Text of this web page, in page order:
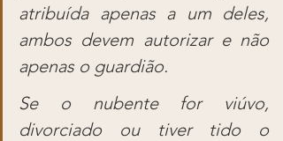
atribuída apenas a um deles,
ambos devem autorizar e não
apenas o guardião.
Se o nubente for viúvo,
divorciado ou tiver tido o